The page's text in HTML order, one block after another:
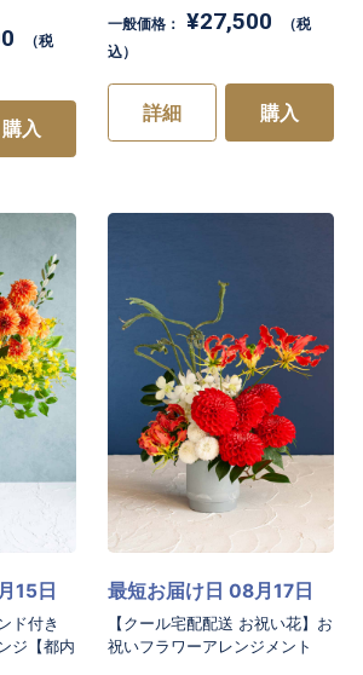
（税
購入
一般価格： ¥27,500
（税
込）
詳細 購入
ド付き
ジ【都内
15日
【クール宅配配送 お祝い花】お
祝いフラワーアレンジメント
最短お届け日 08月17日